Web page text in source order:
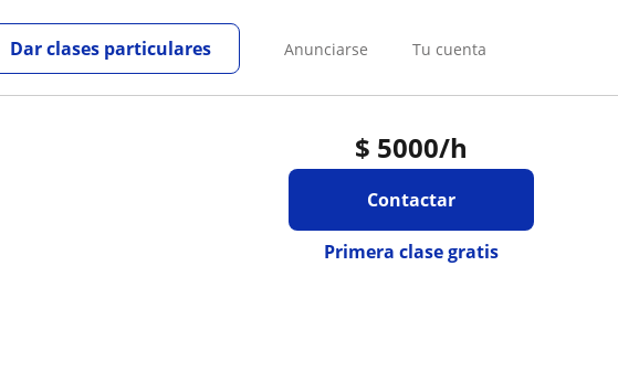
Anunciarse Tu cuenta
Dar clases particulares
$ 5000/h
Contactar
Primera clase gratis